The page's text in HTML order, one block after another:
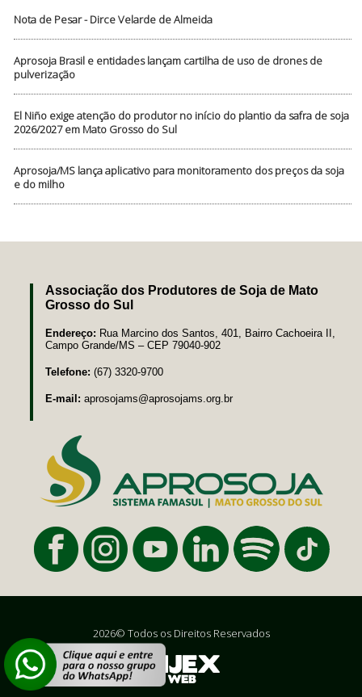
Nota de Pesar - Dirce Velarde de Almeida
Aprosoja Brasil e entidades lançam cartilha de uso de drones de
pulverização
El Niño exige atenção do produtor no início do plantio da safra de soja
2026/2027 em Mato Grosso do Sul
Aprosoja/MS lança aplicativo para monitoramento dos preços da soja
e do milho
Associação dos Produtores de Soja de Mato
Grosso do Sul
Endereço: Rua Marcino dos Santos, 401, Bairro Cachoeira II,
Campo Grande/MS – CEP 79040-902
Telefone: (67) 3320-9700
E-mail: aprosojams@aprosojams.org.br
2026© Todos os Direitos Reservados